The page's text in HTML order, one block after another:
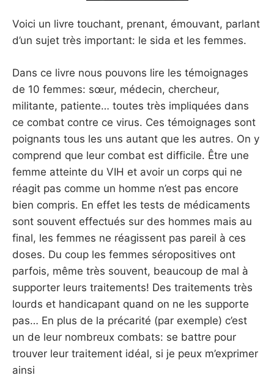
Voici un livre touchant, prenant, émouvant, parlant
d’un sujet très important: le sida et les femmes.
Dans ce livre nous pouvons lire les témoignages
de 10 femmes: sœur, médecin, chercheur,
militante, patiente… toutes très impliquées dans
ce combat contre ce virus. Ces témoignages sont
poignants tous les uns autant que les autres. On y
comprend que leur combat est difficile. Être une
femme atteinte du VIH et avoir un corps qui ne
réagit pas comme un homme n’est pas encore
bien compris. En effet les tests de médicaments
sont souvent effectués sur des hommes mais au
final, les femmes ne réagissent pas pareil à ces
doses. Du coup les femmes séropositives ont
parfois, même très souvent, beaucoup de mal à
supporter leurs traitements! Des traitements très
lourds et handicapant quand on ne les supporte
pas… En plus de la précarité (par exemple) c’est
un de leur nombreux combats: se battre pour
trouver leur traitement idéal, si je peux m’exprimer
ainsi